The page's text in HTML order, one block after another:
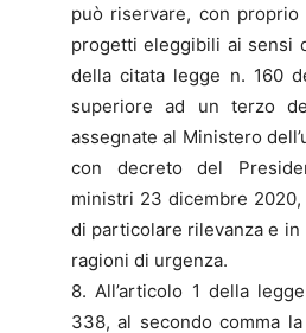
può riservare, con proprio
progetti eleggibili ai sensi
della citata legge n. 160
superiore ad un terzo
assegnate al Ministero
con decreto del
ministri 23 dicembre
di particolare rilevanza e
ragioni di urgenza.
8. All’articolo 1 della
338, al secondo comma